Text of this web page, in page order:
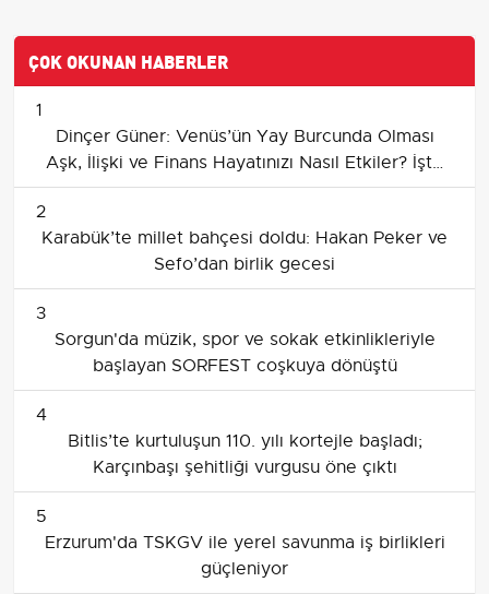
ÇOK OKUNAN HABERLER
1
Dinçer Güner: Venüs’ün Yay Burcunda Olması
Aşk, İlişki ve Finans Hayatınızı Nasıl Etkiler? İşte
Cevabı
2
Karabük’te millet bahçesi doldu: Hakan Peker ve
Sefo’dan birlik gecesi
3
Sorgun'da müzik, spor ve sokak etkinlikleriyle
başlayan SORFEST coşkuya dönüştü
4
Bitlis’te kurtuluşun 110. yılı kortejle başladı;
Karçınbaşı şehitliği vurgusu öne çıktı
5
Erzurum'da TSKGV ile yerel savunma iş birlikleri
güçleniyor